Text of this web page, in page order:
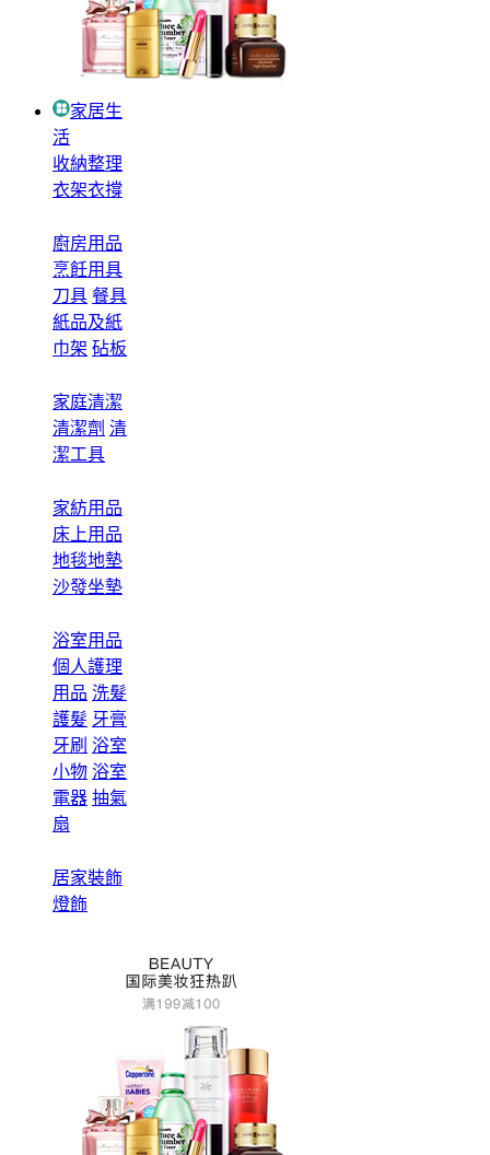
家居生
活
收納整理
衣架衣撐
廚房用品
烹飪用具
刀具 餐具
紙品及紙
巾架 砧板
家庭清潔
清潔劑 清
潔工具
家紡用品
床上用品
地毯地墊
沙發坐墊
浴室用品
個人護理
用品 洗髮
護髮 牙膏
牙刷 浴室
小物 浴室
電器 抽氣
扇
居家裝飾
燈飾